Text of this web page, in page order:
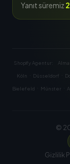
Yanıt süremiz
Shopify Agentur:
Köln Düsseldorf
Bielefeld Münster
©
Gizlilik